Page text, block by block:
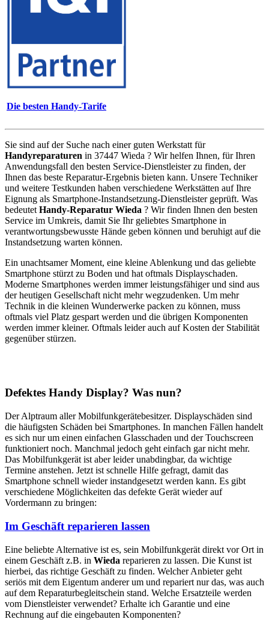
Die besten Handy-Tarife
Sie sind auf der Suche nach einer guten Werkstatt für
Handyreparaturen in 37447 Wieda ? Wir helfen Ihnen, für Ihren
Anwendungsfall den besten Service-Dienstleister zu finden, der
Ihnen das beste Reparatur-Ergebnis bieten kann. Unsere Techniker
und weitere Testkunden haben verschiedene Werkstätten auf Ihre
Eignung als Smartphone-Instandsetzung-Dienstleister geprüft. Was
bedeutet Handy-Reparatur Wieda ? Wir finden Ihnen den besten
Service im Umkreis, damit Sie Ihr geliebtes Smartphone in
verantwortungsbewusste Hände geben können und beruhigt auf die
Instandsetzung warten können.
Ein unachtsamer Moment, eine kleine Ablenkung und das geliebte
Smartphone stürzt zu Boden und hat oftmals Displayschaden.
Moderne Smartphones werden immer leistungsfähiger und sind aus
der heutigen Gesellschaft nicht mehr wegzudenken. Um mehr
Technik in die kleinen Wunderwerke packen zu können, muss
oftmals viel Platz gespart werden und die übrigen Komponenten
werden immer kleiner. Oftmals leider auch auf Kosten der Stabilität
gegenüber stürzen.
Defektes Handy Display? Was nun?
Der Alptraum aller Mobilfunkgerätebesitzer. Displayschäden sind
die häufigsten Schäden bei Smartphones. In manchen Fällen handelt
es sich nur um einen einfachen Glasschaden und der Touchscreen
funktioniert noch. Manchmal jedoch geht einfach gar nicht mehr.
Das Mobilfunkgerät ist aber leider unabdingbar, da wichtige
Termine anstehen. Jetzt ist schnelle Hilfe gefragt, damit das
Smartphone schnell wieder instandgesetzt werden kann. Es gibt
verschiedene Möglichkeiten das defekte Gerät wieder auf
Vordermann zu bringen:
Im Geschäft reparieren lassen
Eine beliebte Alternative ist es, sein Mobilfunkgerät direkt vor Ort in
einem Geschäft z.B. in Wieda reparieren zu lassen. Die Kunst ist
hierbei, das richtige Geschäft zu finden. Welcher Anbieter geht
seriös mit dem Eigentum anderer um und repariert nur das, was auch
auf dem Reparaturbegleitschein stand. Welche Ersatzteile werden
vom Dienstleister verwendet? Erhalte ich Garantie und eine
Rechnung auf die eingebauten Komponenten?